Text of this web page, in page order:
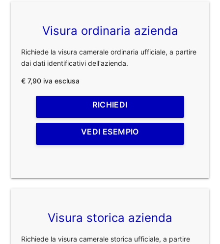
Visura ordinaria azienda
Richiede la visura camerale ordinaria ufficiale, a partire
dai dati identificativi dell'azienda.
€ 7,90 iva esclusa
RICHIEDI
VEDI ESEMPIO
Visura storica azienda
Richiede la visura camerale storica ufficiale, a partire